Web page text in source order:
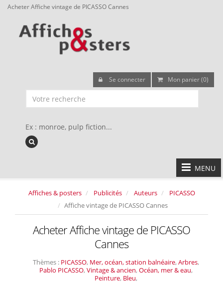
Acheter Affiche vintage de PICASSO Cannes
Se connecter Mon panier (0)
Ex : monroe, pulp fiction...
MENU
Affiches & posters Publicités Auteurs
PICASSO
Affiche vintage de PICASSO Cannes
Acheter Affiche vintage de PICASSO
Cannes
Thèmes : PICASSO, Mer, océan, station balnéaire, Arbres,
Pablo PICASSO, Vintage & ancien, Océan, mer & eau,
Peinture, Bleu,